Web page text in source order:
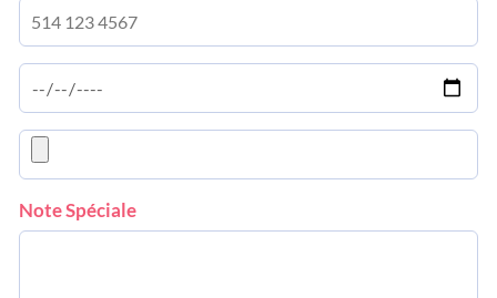
Note Spéciale